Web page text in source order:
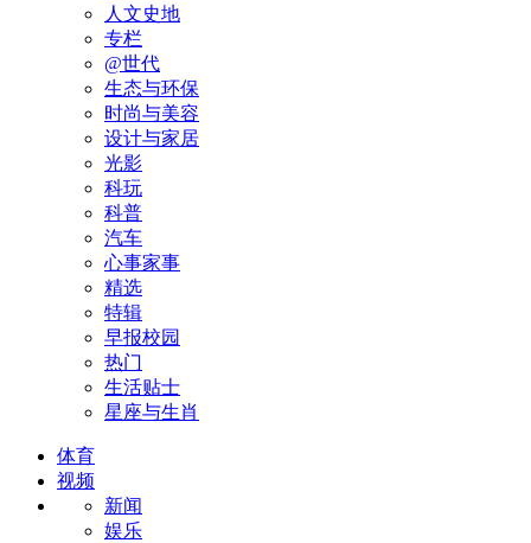
人文史地
专栏
@世代
生态与环保
时尚与美容
设计与家居
光影
科玩
科普
汽车
心事家事
精选
特辑
早报校园
热门
生活贴士
星座与生肖
体育
视频
新闻
娱乐